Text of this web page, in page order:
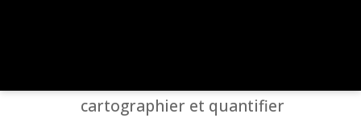
cartographier et quantifier